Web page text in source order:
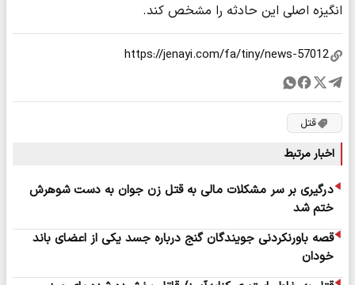
انگیزه اصلی این حادثه را مشخص کند.
قتل
اخبار مرتبط
درگیری بر سر مشکلات مالی به قتل زن جوان به دست شوهرش
ختم شد
قصه باورنکردنی جویندگان گنج درباره جسد یکی از اعضای باند
خودان